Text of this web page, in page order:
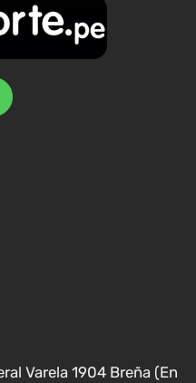
Varela 1904 Breña (En